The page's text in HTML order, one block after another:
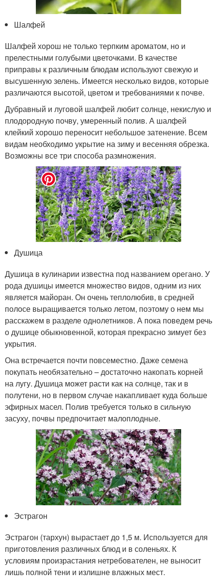
Шалфей
Шалфей хорош не только терпким ароматом, но и
прелестными голубыми цветочками. В качестве
приправы к различным блюдам используют свежую и
высушенную зелень. Имеется несколько видов, которые
различаются высотой, цветом и требованиями к почве.
Дубравный и луговой шалфей любит солнце, некислую и
плодородную почву, умеренный полив. А шалфей
клейкий хорошо переносит небольшое затенение. Всем
видам необходимо укрытие на зиму и весенняя обрезка.
Возможны все три способа размножения.
Душица
Душица в кулинарии известна под названием орегано. У
рода душицы имеется множество видов, одним из них
является майоран. Он очень теплолюбив, в средней
полосе выращивается только летом, поэтому о нем мы
расскажем в разделе однолетников. А пока поведем речь
о душице обыкновенной, которая прекрасно зимует без
укрытия.
Она встречается почти повсеместно. Даже семена
покупать необязательно – достаточно накопать корней
на лугу. Душица может расти как на солнце, так и в
полутени, но в первом случае накапливает куда больше
эфирных масел. Полив требуется только в сильную
засуху, почвы предпочитает малоплодные.
Эстрагон
Эстрагон (тархун) вырастает до 1,5 м. Используется для
приготовления различных блюд и в соленьях. К
условиям произрастания нетребователен, не выносит
лишь полной тени и излишне влажных мест.